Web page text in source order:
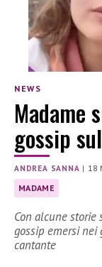
NEWS
Madame
gossip
ANDREA SANNA | 18
MADAME
Con alcune
gossip emersi nei
cantante